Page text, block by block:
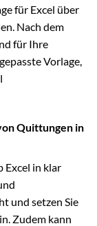
für Excel über
Nach dem
für Ihre
Vorlage,
Quittungen in
Excel in klar
und setzen Sie
Zudem kann